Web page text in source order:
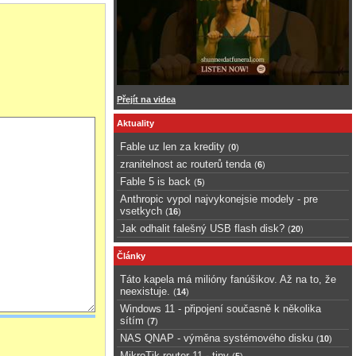
není šach. A
Přejít na videa
Aktuality
Fable uz len za kredity (0)
zranitelnost ac routerů tenda (6)
Fable 5 is back (5)
Anthropic vypol najvykonejsie modely - pre
vsetkych (16)
Jak odhalit falešný USB flash disk? (20)
Články
Táto kapela má milióny fanúšikov. Až na to, že
neexistuje.
(14)
Windows 11 - připojení současně k několika
sítím (7)
NAS QNAP - výměna systémového disku (10)